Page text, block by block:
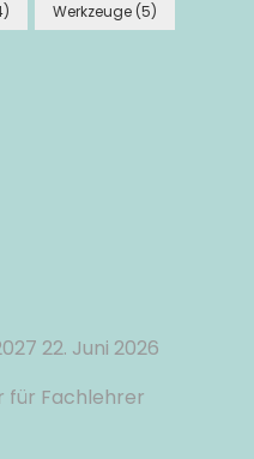
Werkzeuge (5)
22. Juni 2026
für Fachlehrer